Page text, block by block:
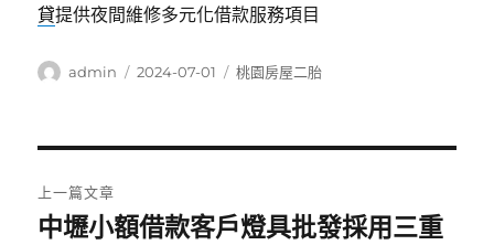
貸提供夜間維修多元化借款服務項目
作
admin
發
2024-07-01
分
桃園房屋二胎
章
上一篇文章
上
中壢小額借款客戶燈具批發採用三重